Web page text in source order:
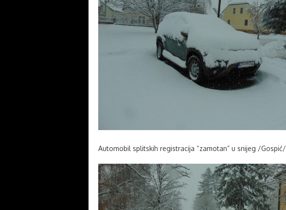
Automobil splitskih registracija “zamotan” u snijeg /Gospić/